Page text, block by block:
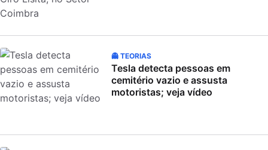
👻 TEORIAS
Tesla detecta pessoas em
cemitério vazio e assusta
motoristas; veja vídeo